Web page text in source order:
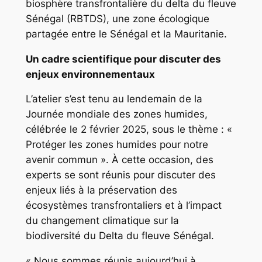
biosphère transfrontalière du delta du fleuve
Sénégal (RBTDS), une zone écologique
partagée entre le Sénégal et la Mauritanie.
Un cadre scientifique pour discuter des
enjeux environnementaux
L’atelier s’est tenu au lendemain de la
Journée mondiale des zones humides,
célébrée le 2 février 2025, sous le thème : «
Protéger les zones humides pour notre
avenir commun ». À cette occasion, des
experts se sont réunis pour discuter des
enjeux liés à la préservation des
écosystèmes transfrontaliers et à l’impact
du changement climatique sur la
biodiversité du Delta du fleuve Sénégal.